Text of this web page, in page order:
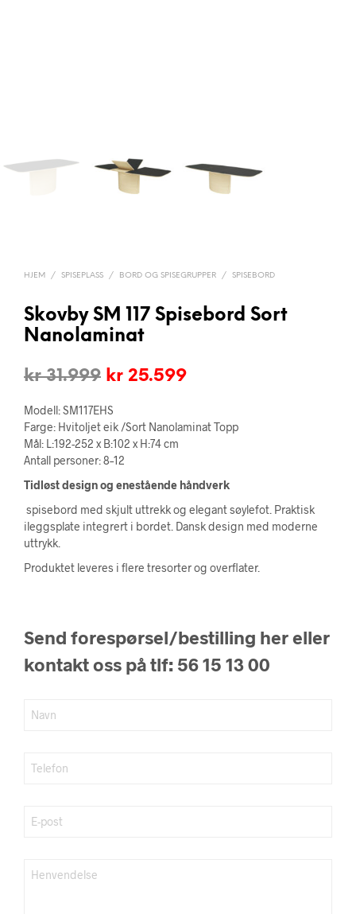
HJEM / SPISEPLASS / BORD OG SPISEGRUPPER / SPISEBORD
Skovby SM 117 Spisebord Sort
Nanolaminat
kr31.999 Opprinnelig
pris
var:
kr 31.999.
kr 25.599Nåværende
er:
Modell: SM117EHS
Farge: Hvitoljet eik /Sort Nanolaminat Topp
Mål: L:192-252 x B:102 x H:74 cm
Antall personer: 8–12
Tidløst design og enestående håndverk
spisebord med skjult uttrekk og elegant søylefot. Praktisk
ileggsplate integrert i bordet. Dansk design med moderne
uttrykk.
Produktet leveres i flere tresorter og overflater.
Send forespørsel/bestilling her eller
kontakt oss på tlf: 56 15 13 00